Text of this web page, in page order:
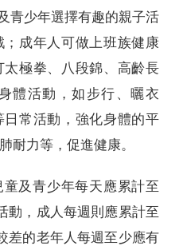
青少年選擇有趣的親子活
成年人可做上班族健康
極拳、八段錦、高齡長
體活動，如步行、曬衣
常活動，強化身體的平
耐力等，促進健康。
及青少年每天應累計至
動，成人每週則應累計至
差的老年人每週至少應有